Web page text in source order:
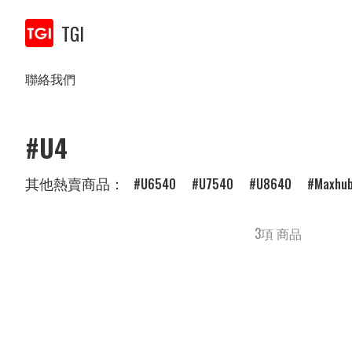
TGI
聯絡我們
#U4
其他熱賣商品： U6540 U7540 U8640
3項 商品